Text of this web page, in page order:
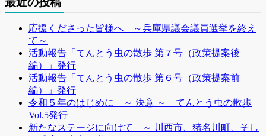
応援くださった皆様へ ～兵庫県議会議員選挙を終え
て～
活動報告「てんとう虫の散歩 第７号（政策提案後
編）」発行
活動報告「てんとう虫の散歩 第６号（政策提案前
編）」発行
令和５年のはじめに ～ 決意 ～ てんとう虫の散歩
Vol.5発行
新たなステージに向けて ～ 川西市、猪名川町、そし